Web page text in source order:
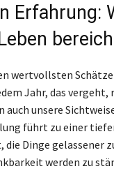
Erfahrung:
wertvollsten
Jahr, das vergeht,
auch unsere
führt zu einer
die Dinge gelassener
werden zu